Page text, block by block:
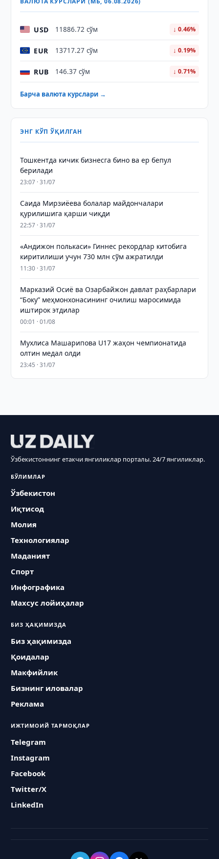
USD 11886.72 сўм ↓ 0.46%
EUR 13717.27 сўм ↓ 0.19%
RUB 146.37 сўм ↓ 0.71%
Барча валюта курслари →
ЭНГ КЎП ЎҚИЛГАН
Тошкентда кичик бизнесга бино ва ер бепул
берилади
23:07 · 31/07
Саида Мирзиёева болалар майдончалари
қурилишига қарши чиқди
22:57 · 31/07
«Андижон полькаси» Гиннес рекордлар китобига
киритилиши учун 730 млн сўм ажратилди
11:30 · 31/07
Марказий Осиё ва Озарбайжон давлат раҳбарлари
“Боку” меҳмонхонасининг очилиш маросимида
иштирок этдилар
00:01 · 01/08
Мухлиса Машарипова U17 жаҳон чемпионатида
олтин медал олди
23:45 · 31/07
Ўзбекистоннинг етакчи янгиликлар порталы. 24/7 янгиликлар.
БЎЛИМЛАР
Ўзбекистон
Иқтисод
Молия
Технологиялар
Маданият
Спорт
Инфографика
Махсус лойиҳалар
БИЗ ҲАҚИМИЗДА
Биз ҳақимизда
Қоидалар
Макфийлик
Бизнинг иловалар
Реклама
ИЖТИМОИЙ ТАРМОҚЛАР
Telegram
Instagram
Facebook
Twitter/X
LinkedIn